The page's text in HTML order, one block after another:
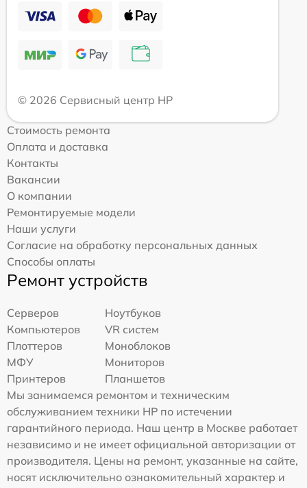
© 2026 Сервисный центр HP
Стоимость ремонта
Оплата и доставка
Контакты
Вакансии
О компании
Ремонтируемые модели
Наши услуги
Согласие на обработку персональных данных
Способы оплаты
Ремонт устройств
Серверов
Ноутбуков
Компьютеров
VR систем
Плоттеров
Моноблоков
МФУ
Мониторов
Принтеров
Планшетов
Мы занимаемся ремонтом и техническим
обслуживанием техники HP по истечении
гарантийного периода. Наш центр в Москве работает
независимо и не имеет официальной авторизации от
производителя. Цены на ремонт, указанные на сайте,
носят исключительно ознакомительный характер и